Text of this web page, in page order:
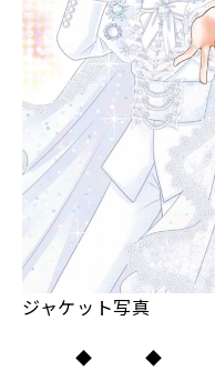
ジャケット写真
◆ ◆